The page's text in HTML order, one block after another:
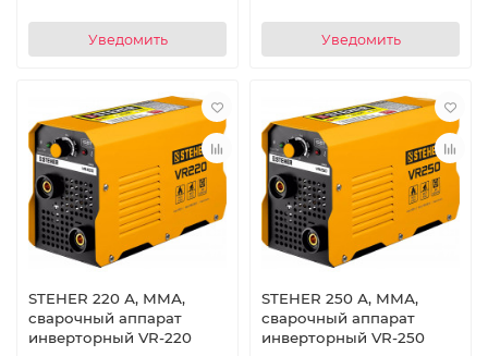
Уведомить Уведомить
STEHER 220 А, ММА,
сварочный аппарат
инверторный VR-220
STEHER 250 А, ММА,
сварочный аппарат
инверторный VR-250